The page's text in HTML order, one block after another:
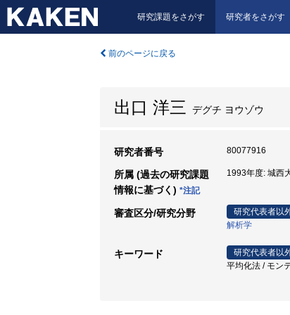
研究課題をさがす 研究者をさがす
前のページに戻る
出口 洋三 デグチ ヨウゾウ
研究者番号 80077916
所属 (過去の研究課題
情報に基づく) *注記
1993年度: 城西
審査区分/研究分野
研究代表者以
解析学
キーワード
研究代表者以
平均化法 / モン